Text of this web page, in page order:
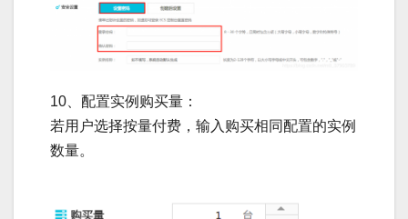
10、配置实例购买量：
若用户选择按量付费，输入购买相同配置的实例
数量。